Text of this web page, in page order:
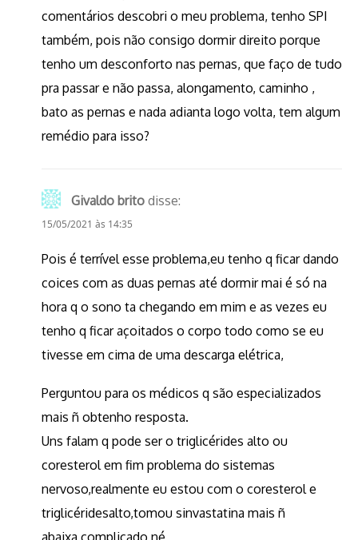
comentários descobri o meu problema, tenho SPI
também, pois não consigo dormir direito porque
tenho um desconforto nas pernas, que faço de tudo
pra passar e não passa, alongamento, caminho ,
bato as pernas e nada adianta logo volta, tem algum
remédio para isso?
Givaldo brito disse:
15/05/2021 às 14:35
Pois é terrível esse problema,eu tenho q ficar dando
coices com as duas pernas até dormir mai é só na
hora q o sono ta chegando em mim e as vezes eu
tenho q ficar açoitados o corpo todo como se eu
tivesse em cima de uma descarga elétrica,
Perguntou para os médicos q são especializados
mais ñ obtenho resposta.
Uns falam q pode ser o triglicérides alto ou
coresterol em fim problema do sistemas
nervoso,realmente eu estou com o coresterol e
triglicéridesalto,tomou sinvastatina mais ñ
abaixa,complicado né